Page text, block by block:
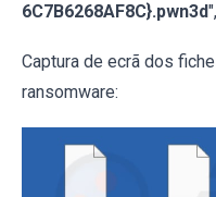
6C7B6268AF8C}.pwn3d
Captura de ecrã dos
ransomware: